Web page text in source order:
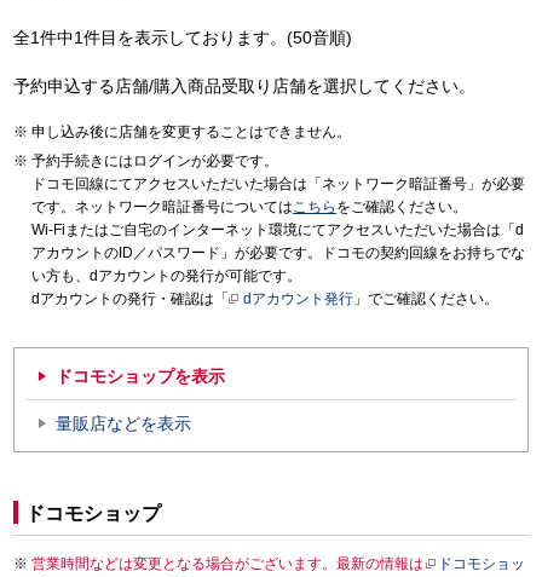
全1件中1件目を表示しております。(50音順)
予約申込する店舗/購入商品受取り店舗を選択してください。
申し込み後に店舗を変更することはできません。
予約手続きにはログインが必要です。
ドコモ回線にてアクセスいただいた場合は「ネットワーク暗証番号」が必要
です。ネットワーク暗証番号についてはこちら をご確認ください。
Wi-Fiまたはご自宅のインターネット環境にてアクセスいただいた場合は「d
アカウントのID／パスワード」が必要です。ドコモの契約回線をお持ちでな
い方も、dアカウントの発行が可能です。
dアカウントの発行・確認は「
dアカウント発行 」でご確認ください。
ドコモショップを表示
量販店などを表示
ドコモショップ
営業時間などは変更となる場合がございます。最新の情報は
ドコモショッ